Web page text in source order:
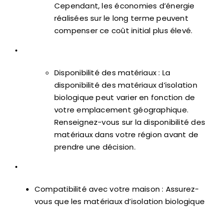
Cependant, les économies d’énergie
réalisées sur le long terme peuvent
compenser ce coût initial plus élevé.
•
Disponibilité des matériaux : La
disponibilité des matériaux d’isolation
biologique peut varier en fonction de
votre emplacement géographique.
Renseignez-vous sur la disponibilité des
matériaux dans votre région avant de
prendre une décision.
•
Compatibilité avec votre maison : Assurez-
vous que les matériaux d’isolation biologique